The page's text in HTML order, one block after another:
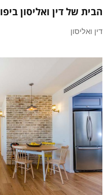
הבית של דין ואליסון ביפו
דין ואליסון